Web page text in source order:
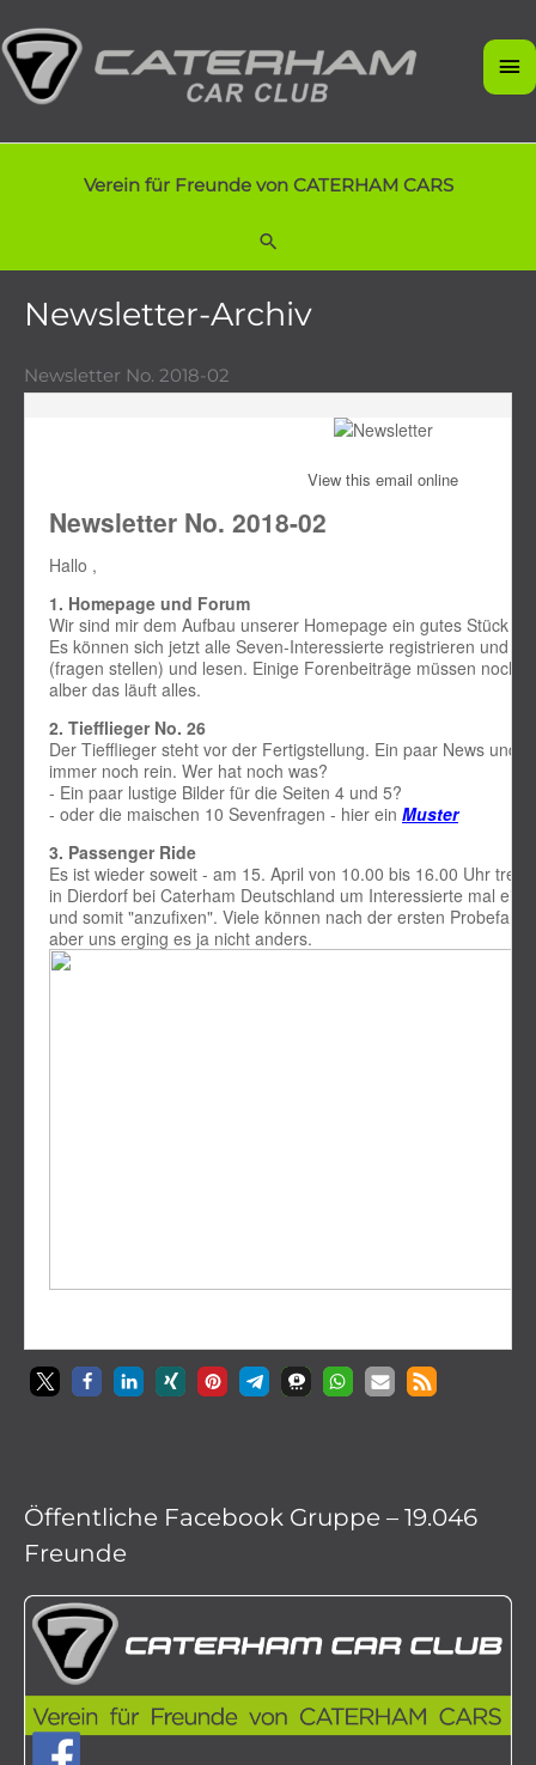
Inhalt
springen
Verein für Freunde von CATERHAM CARS
Suchen
Newsletter-Archiv
Newsletter No. 2018-02
Öffentliche Facebook Gruppe – 19.046
Freunde